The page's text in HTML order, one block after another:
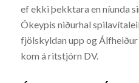
ef ekki þekktara en níunda
Ókeypis niðurhal
fjölskyldan upp og Álfheiður
kom á ritstjórn DV.